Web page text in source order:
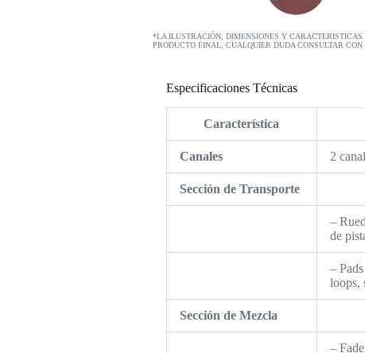
*LA ILUSTRACIÓN, DIMENSIONES Y
PRODUCTO FINAL, CUALQUIER DUDA CONSULTAR
Especificaciones Técnicas
Característica
Canales 2
Sección de Transporte
–
de
–
loops,
Sección de Mezcla
–